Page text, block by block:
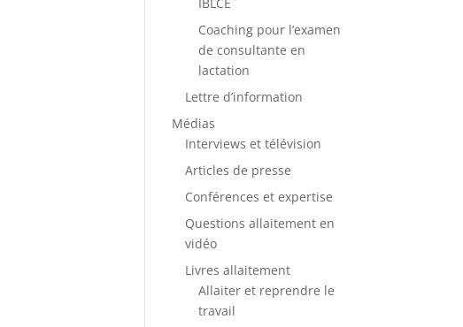
Coaching pour l’examen
de consultante en
lactation
Lettre d’information
Médias
Interviews et télévision
Articles de presse
Conférences et expertise
Questions allaitement en
vidéo
Livres allaitement
Allaiter et reprendre le
travail